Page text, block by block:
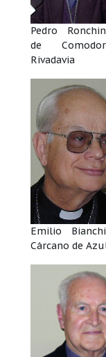
Pedro
de
Rivadavia
Emilio
Cárcano de